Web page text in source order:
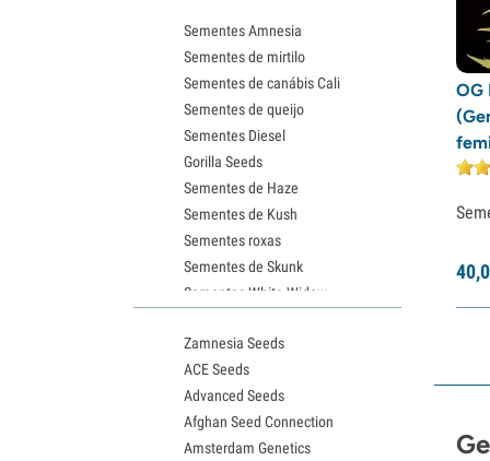
OG
40,
Sementes Amnesia
Sementes de mirtilo
Sementes de canábis Cali
Sementes de queijo
Sementes Diesel
Gorilla Seeds
Sementes de Haze
Sementes de Kush
Sementes roxas
Sementes de Skunk
Sementes White Widow
Sementes Granddaddy Purple
Sementes OG Kush
Sementes Blue Dream
Sementes Lemon Haze
Sementes Bruce Banner
Zamnesia Seeds
ACE Seeds
Advanced Seeds
Afghan Seed Connection
Amsterdam Genetics